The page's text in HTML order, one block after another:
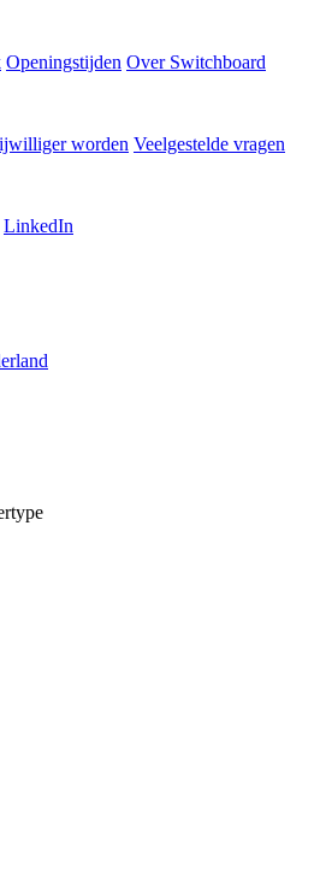
Openingstijden Over Switchboard
worden Veelgestelde vragen
LinkedIn